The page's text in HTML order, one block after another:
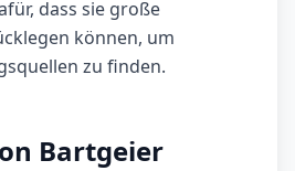
dass sie große
können, um
zu finden.
Bartgeier